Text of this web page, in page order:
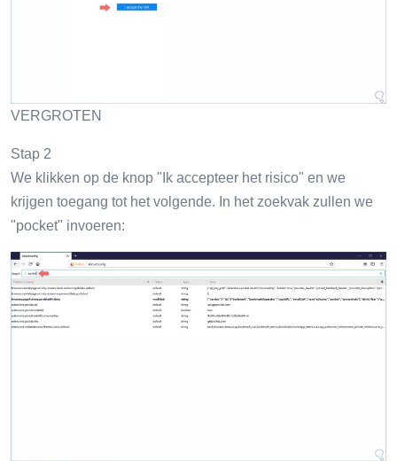
VERGROTEN
Stap 2
We klikken op de knop "Ik accepteer het risico" en we
krijgen toegang tot het volgende. In het zoekvak zullen we
"pocket" invoeren: